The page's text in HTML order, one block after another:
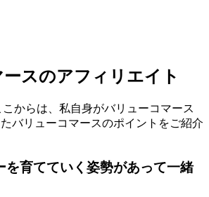
スのアフィリエイト
こからは、私自身がバリューコマース
バリューコマースのポイントをご紹介
を育てていく姿勢があって一緒